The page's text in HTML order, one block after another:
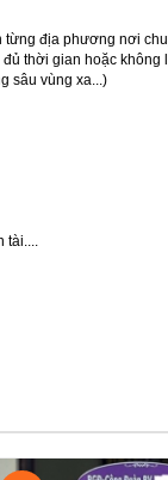
từng địa phương nơi
thời gian hoặc không
sâu vùng xa...)
tài....